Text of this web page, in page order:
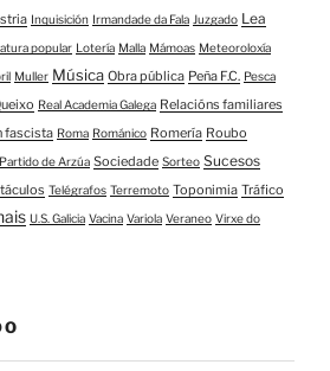
Inquisición Irmandade da Fala Juzgado Lea
popular Lotería Malla Mámoas Meteoroloxía
Muller Música Obra pública Peña F.C. Pesca
Real Academia Galega Relacións familiares
fascista Roma Románico Romería Roubo
de Arzúa Sociedade Sorteo Sucesos
Telégrafos Terremoto Toponimia Tráfico
U.S. Galicia Vacina Variola Veraneo Virxe do